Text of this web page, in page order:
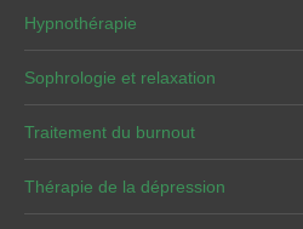
Hypnothérapie
Sophrologie et relaxation
Traitement du burnout
Thérapie de la dépression